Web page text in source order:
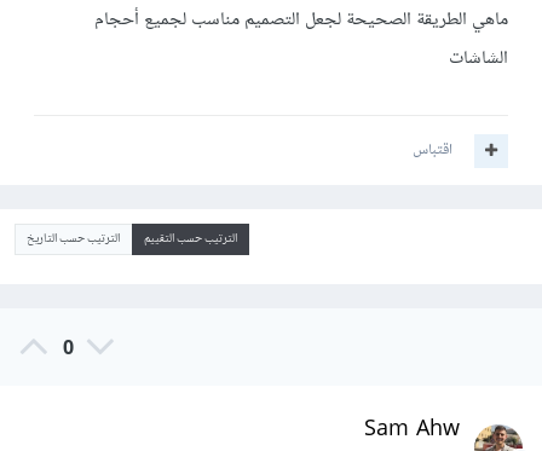
ماهي الطريقة الصحيحة لجعل التصميم مناسب لجميع أحجام
الشاشات
اقتباس
الترتيب حسب التقييم الترتيب حسب التاريخ
0
Sam Ahw